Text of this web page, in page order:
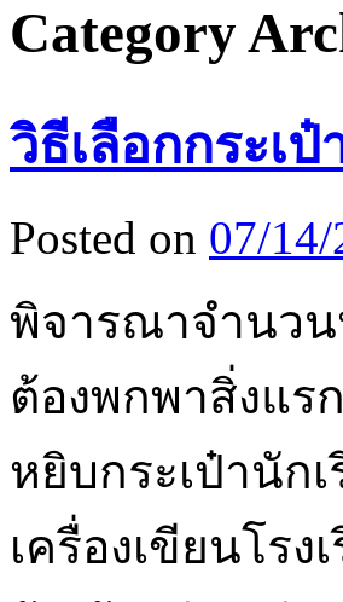
Category
วิธีเลือกกระเ
Posted on 07/14/
พิจารณาจำนวน
ต้องพกพาสิ่งแร
หยิบกระเป๋านัก
เครื่องเขียนโร